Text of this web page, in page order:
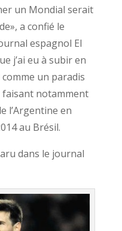
un Mondial serait
a confié le
espagnol El
j’ai eu à subir en
un paradis
notamment
l’Argentine en
au Brésil.
dans le journal